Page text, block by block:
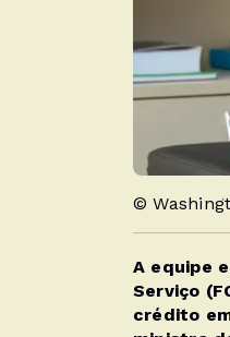
©
A equipe
Serviço
crédito